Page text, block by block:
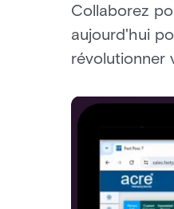
Collaborez
aujourd'hui
révolutionner